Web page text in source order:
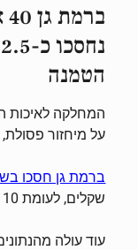
הטמנה
המחלקה לאיכות
על מיחזור פסולת,
ברמת גן חסכו
שקלים, לעומת 10 וחצי מיליון שקלים בשנת 2017.